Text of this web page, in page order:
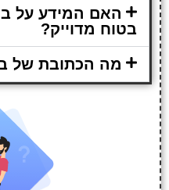
האם המידע על
בטוח מדוייק?
מה הכתובת של